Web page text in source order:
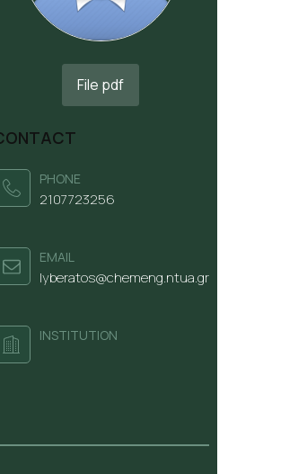
File pdf
PHONE
2107723256
ΕΜΑΙL
lyberatos@chemeng.ntua.gr
INSTITUTION